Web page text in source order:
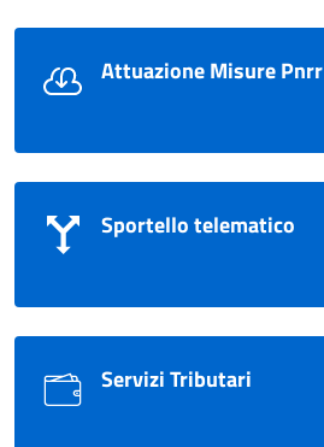
Attuazione Misure Pnrr
Sportello telematico
Servizi Tributari